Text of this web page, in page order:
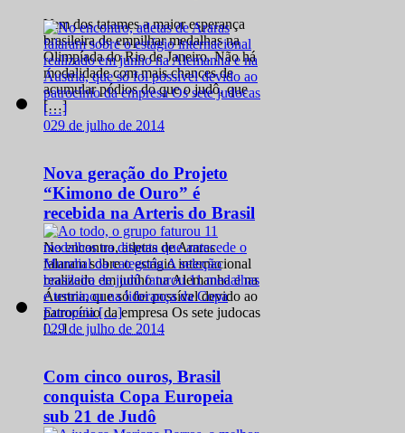
Vem dos tatames a maior esperança
brasileira de empilhar medalhas na
Olimpíada do Rio de Janeiro. Não há
modalidade com mais chances de
acumular pódios do que o judô, que
[…]
029 de julho de 2014
Nova geração do Projeto
“Kimono de Ouro” é
recebida na Arteris do Brasil
No encontro, atletas de Araras
falaram sobre o estágio internacional
realizado em junho na Alemanha e na
Áustria, que só foi possível devido ao
patrocínio da empresa Os sete judocas
[…]
029 de julho de 2014
Com cinco ouros, Brasil
conquista Copa Europeia
sub 21 de Judô